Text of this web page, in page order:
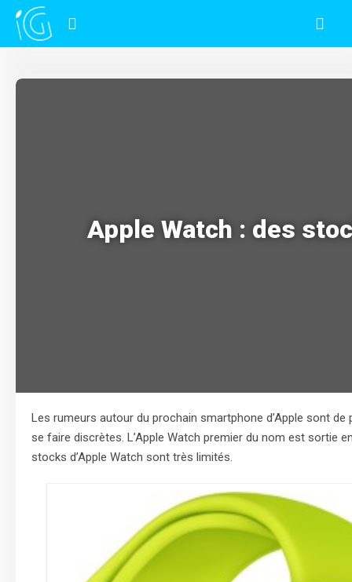
Apple Watch : des
Les rumeurs autour du prochain smartphone d’Apple sont
se faire discrètes. L’Apple Watch premier du nom est sortie
stocks d’Apple Watch sont très limités.